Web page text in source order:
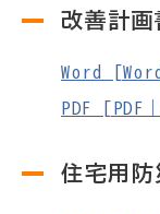
改善計画
Word
PDF [PDF
住宅用防